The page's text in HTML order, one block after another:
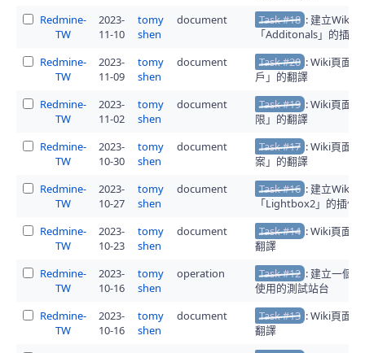
Redmine-
TW
2023-
11-10
tomy
shen
document Task #18 : 建立Wiki
「Additonals」的插件
Redmine-
TW
2023-
11-09
tomy
shen
document Task #20 : Wiki頁面
戶」的翻譯
Redmine-
TW
2023-
11-02
tomy
shen
document Task #19 : Wiki頁面
限」的翻譯
Redmine-
TW
2023-
10-30
tomy
shen
document Task #17 : Wiki頁面
案」的翻譯
Redmine-
TW
2023-
10-27
tomy
shen
document Task #16 : 建立Wiki
「Lightbox2」的插件
Redmine-
TW
2023-
10-23
tomy
shen
document Task #14 : Wiki頁面
翻譯
Redmine-
TW
2023-
10-16
tomy
shen
operation Task #12 : 建立一個
使用的測試站台
Redmine-
TW
2023-
10-16
tomy
shen
document Task #13 : Wiki頁面
翻譯